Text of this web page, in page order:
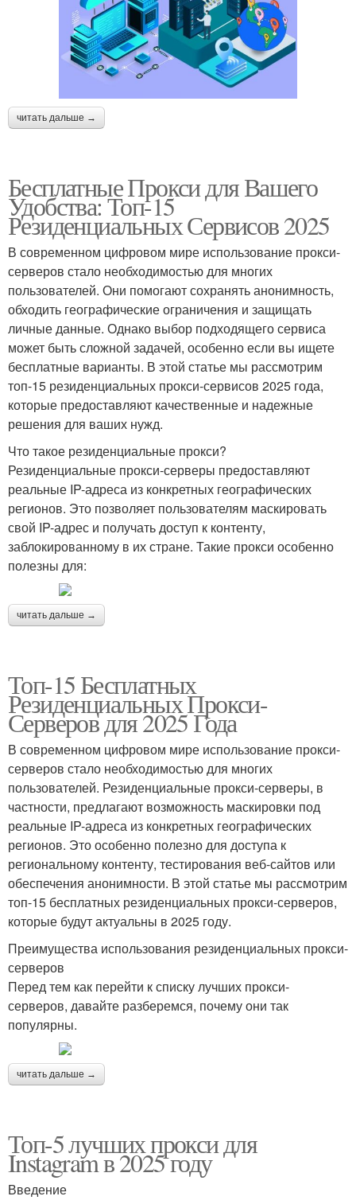
читать дальше →
Бесплатные Прокси для Вашего
Удобства: Топ-15
Резиденциальных Сервисов 2025
В современном цифровом мире использование прокси-
серверов стало необходимостью для многих
пользователей. Они помогают сохранять анонимность,
обходить географические ограничения и защищать
личные данные. Однако выбор подходящего сервиса
может быть сложной задачей, особенно если вы ищете
бесплатные варианты. В этой статье мы рассмотрим
топ-15 резиденциальных прокси-сервисов 2025 года,
которые предоставляют качественные и надежные
решения для ваших нужд.
Что такое резиденциальные прокси?
Резиденциальные прокси-серверы предоставляют
реальные IP-адреса из конкретных географических
регионов. Это позволяет пользователям маскировать
свой IP-адрес и получать доступ к контенту,
заблокированному в их стране. Такие прокси особенно
полезны для:
читать дальше →
Топ-15 Бесплатных
Резиденциальных Прокси-
Серверов для 2025 Года
В современном цифровом мире использование прокси-
серверов стало необходимостью для многих
пользователей. Резиденциальные прокси-серверы, в
частности, предлагают возможность маскировки под
реальные IP-адреса из конкретных географических
регионов. Это особенно полезно для доступа к
региональному контенту, тестирования веб-сайтов или
обеспечения анонимности. В этой статье мы рассмотрим
топ-15 бесплатных резиденциальных прокси-серверов,
которые будут актуальны в 2025 году.
Преимущества использования резиденциальных прокси-
серверов
Перед тем как перейти к списку лучших прокси-
серверов, давайте разберемся, почему они так
популярны.
читать дальше →
Топ-5 лучших прокси для
Instagram в 2025 году
Введение